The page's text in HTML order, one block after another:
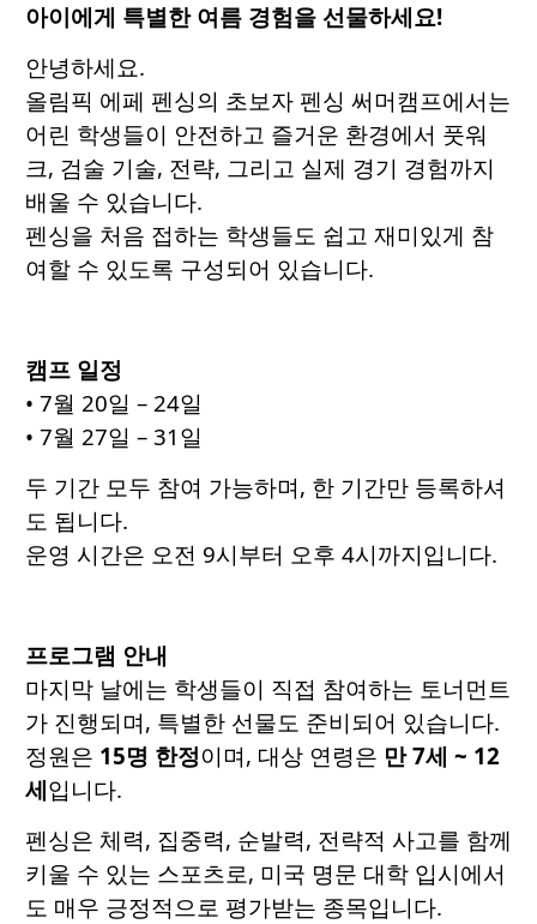
아이에게 특별한 여름 경험을 선물하세요!
안녕하세요.
올림픽 에페 펜싱의 초보자 펜싱 써머캠프에서는
어린 학생들이 안전하고 즐거운 환경에서 풋워
크, 검술 기술, 전략, 그리고 실제 경기 경험까지
배울 수 있습니다.
펜싱을 처음 접하는 학생들도 쉽고 재미있게 참
여할 수 있도록 구성되어 있습니다.
캠프 일정
• 7월 20일 – 24일
• 7월 27일 – 31일
두 기간 모두 참여 가능하며, 한 기간만 등록하셔
도 됩니다.
운영 시간은 오전 9시부터 오후 4시까지입니다.
프로그램 안내
마지막 날에는 학생들이 직접 참여하는 토너먼트
가 진행되며, 특별한 선물도 준비되어 있습니다.
정원은 15명 한정이며, 대상 연령은 만 7세 ~ 12
세입니다.
펜싱은 체력, 집중력, 순발력, 전략적 사고를 함께
키울 수 있는 스포츠로, 미국 명문 대학 입시에서
도 매우 긍정적으로 평가받는 종목입니다.